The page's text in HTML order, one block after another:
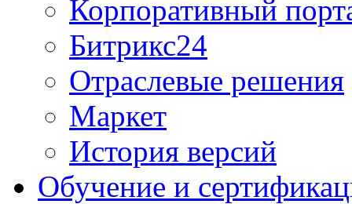
Корпоративный
Битрикс24
Отраслевые решения
Маркет
История версий
Обучение и